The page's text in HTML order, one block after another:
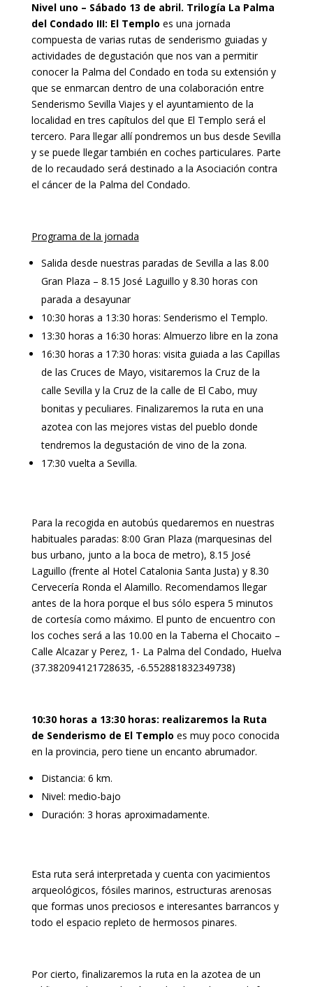
Nivel uno – Sábado 13 de abril. Trilogía La Palma
del Condado III: El Templo es una jornada
compuesta de varias rutas de senderismo guiadas y
actividades de degustación que nos van a permitir
conocer la Palma del Condado en toda su extensión y
que se enmarcan dentro de una colaboración entre
Senderismo Sevilla Viajes y el ayuntamiento de la
localidad en tres capítulos del que El Templo será el
tercero. Para llegar allí pondremos un bus desde Sevilla
y se puede llegar también en coches particulares. Parte
de lo recaudado será destinado a la Asociación contra
el cáncer de la Palma del Condado.
Programa de la jornada
Salida desde nuestras paradas de Sevilla a las 8.00
Gran Plaza – 8.15 José Laguillo y 8.30 horas con
parada a desayunar
10:30 horas a 13:30 horas: Senderismo el Templo.
13:30 horas a 16:30 horas: Almuerzo libre en la zona
16:30 horas a 17:30 horas: visita guiada a las Capillas
de las Cruces de Mayo, visitaremos la Cruz de la
calle Sevilla y la Cruz de la calle de El Cabo, muy
bonitas y peculiares. Finalizaremos la ruta en una
azotea con las mejores vistas del pueblo donde
tendremos la degustación de vino de la zona.
17:30 vuelta a Sevilla.
Para la recogida en autobús quedaremos en nuestras
habituales paradas: 8:00 Gran Plaza (marquesinas del
bus urbano, junto a la boca de metro), 8.15 José
Laguillo (frente al Hotel Catalonia Santa Justa) y 8.30
Cervecería Ronda el Alamillo. Recomendamos llegar
antes de la hora porque el bus sólo espera 5 minutos
de cortesía como máximo. El punto de encuentro con
los coches será a las 10.00 en la Taberna el Chocaito –
Calle Alcazar y Perez, 1- La Palma del Condado, Huelva
(37.382094121728635, -6.552881832349738)
10:30 horas a 13:30 horas: realizaremos la Ruta
de Senderismo de El Templo es muy poco conocida
en la provincia, pero tiene un encanto abrumador.
Distancia: 6 km.
Nivel: medio-bajo
Duración: 3 horas aproximadamente.
Esta ruta será interpretada y cuenta con yacimientos
arqueológicos, fósiles marinos, estructuras arenosas
que formas unos preciosos e interesantes barrancos y
todo el espacio repleto de hermosos pinares.
Por cierto, finalizaremos la ruta en la azotea de un